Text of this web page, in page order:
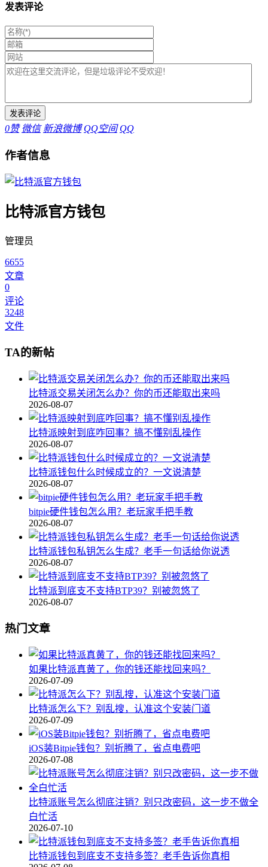
发表评论
0赞 微信 新浪微博 QQ空间 QQ
作者信息
比特派官方钱包
管理员
6655
文章
0
评论
3248
文件
TA的新帖
比特派交易关闭怎么办？你的币还能取出来吗
2026-08-07
比特派映射到底咋回事？搞不懂别乱操作
2026-08-07
比特派钱包什么时候成立的？一文说清楚
2026-08-07
bitpie硬件钱包怎么用？老玩家手把手教
2026-08-07
比特派钱包私钥怎么生成？老手一句话给你说透
2026-08-07
比特派到底支不支持BTP39？别被忽悠了
2026-08-07
热门文章
如果比特派真黄了，你的钱还能找回来吗？
2026-07-09
比特派怎么下？别乱搜，认准这个安装门道
2026-07-09
iOS装Bitpie钱包？别折腾了，省点电费吧
2026-07-08
比特派账号怎么彻底注销？别只改密码，这一步不做全
白忙活
2026-07-10
比特派钱包到底支不支持多签？老手告诉你真相